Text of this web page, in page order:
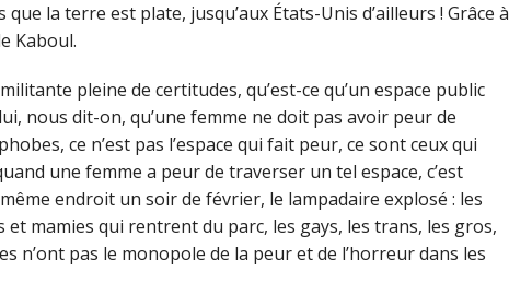
que la terre est plate, jusqu’aux États-Unis d’ailleurs ! Grâce à
Kaboul.
pleine de certitudes, qu’est-ce qu’un espace public
nous dit-on, qu’une femme ne doit pas avoir peur de
ce n’est pas l’espace qui fait peur, ce sont ceux qui
une femme a peur de traverser un tel espace, c’est
endroit un soir de février, le lampadaire explosé : les
et mamies qui rentrent du parc, les gays, les trans, les gros,
n’ont pas le monopole de la peur et de l’horreur dans les